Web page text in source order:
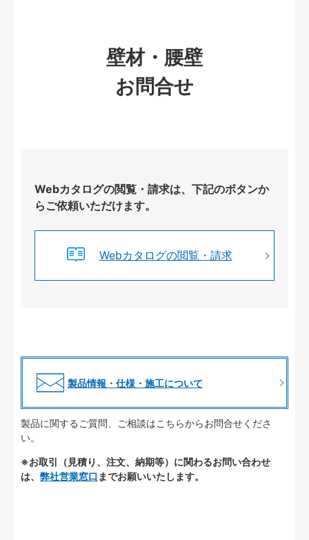
壁材・腰壁
お問合せ
Webカタログの閲覧・請求は、下記のボタンか
らご依頼いただけます。
Webカタログの閲覧・請求
製品情報・仕様・施工について
製品に関するご質問、ご相談はこちらからお問合せくださ
い。
※お取引（見積り、注文、納期等）に関わるお問い合わせ
は、 弊社営業窓口までお願いいたします。